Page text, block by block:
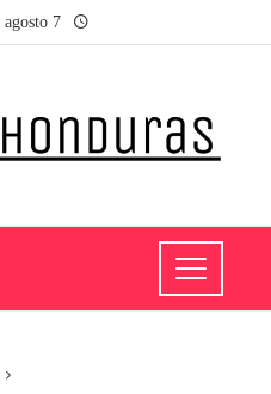
7